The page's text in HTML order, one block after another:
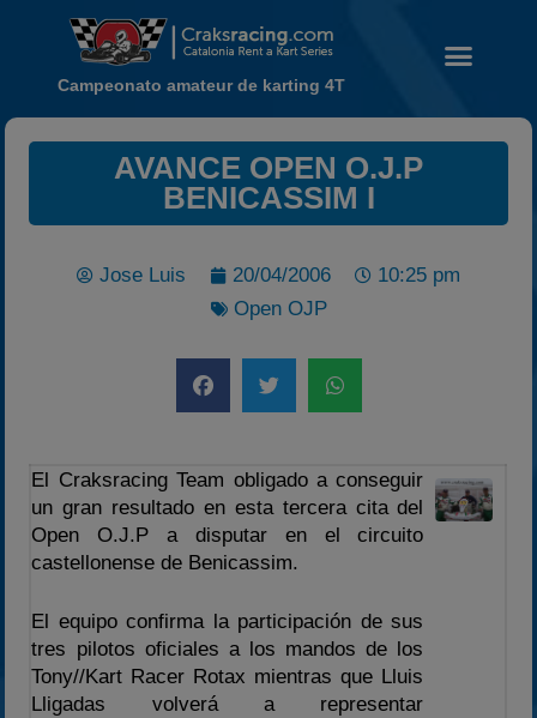
Noticias
Temporada 2026
2022
2023
2025
Estadísticas
Preguntas Frecuentes
Campeonato amateur de karting 4T
AVANCE OPEN O.J.P
BENICASSIM I
Jose Luis 20/04/2006
10:25 pm
Open OJP
El Craksracing Team obligado a conseguir
un gran resultado en esta tercera cita del
Open O.J.P a disputar en el circuito
castellonense de Benicassim.
El equipo confirma la participación de sus
tres pilotos oficiales a los mandos de los
Tony//Kart Racer Rotax mientras que Lluis
Lligadas volverá a representar